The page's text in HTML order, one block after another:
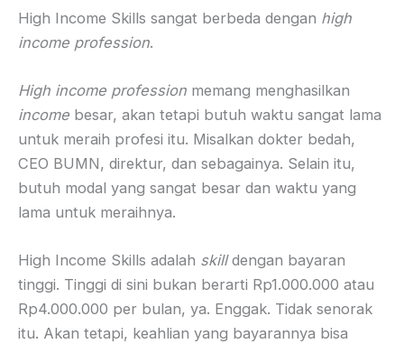
High Income Skills sangat berbeda dengan high
income profession.
High income profession memang menghasilkan
income besar, akan tetapi butuh waktu sangat lama
untuk meraih profesi itu. Misalkan dokter bedah,
CEO BUMN, direktur, dan sebagainya. Selain itu,
butuh modal yang sangat besar dan waktu yang
lama untuk meraihnya.
High Income Skills adalah skilldengan bayaran
tinggi. Tinggi di sini bukan berarti Rp1.000.000 atau
Rp4.000.000 per bulan, ya. Enggak. Tidak senorak
itu. Akan tetapi, keahlian yang bayarannya bisa